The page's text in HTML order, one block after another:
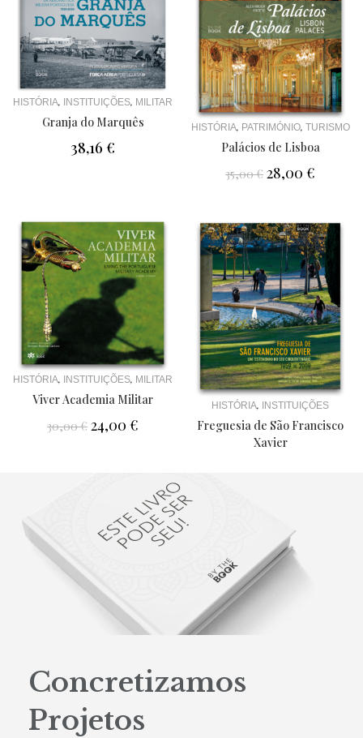
HISTÓRIA, INSTITUIÇÕES, MILITAR
Granja do Marquês
38,16 €
HISTÓRIA, PATRIMÓNIO, TURISMO
Palácios de Lisboa
35,00€ 28,00 €
HISTÓRIA, INSTITUIÇÕES, MILITAR
Viver Academia Militar
30,00€ 24,00 €
HISTÓRIA, INSTITUIÇÕES
Freguesia de São Francisco
Xavier
Concretizamos
Projetos